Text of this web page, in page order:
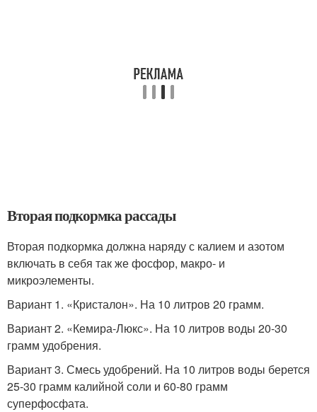
Вторая подкормка рассады
Вторая подкормка должна наряду с калием и азотом
включать в себя так же фосфор, макро- и
микроэлементы.
Вариант 1. «Кристалон». На 10 литров 20 грамм.
Вариант 2. «Кемира-Люкс». На 10 литров воды 20-30
грамм удобрения.
Вариант 3. Смесь удобрений. На 10 литров воды берется
25-30 грамм калийной соли и 60-80 грамм
суперфосфата.